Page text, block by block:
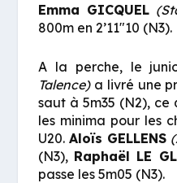
Emma GICQUEL
800m en 2’11″10 (N3).
A la perche, le
Talence)a livré une
saut à 5m35 (N2), ce
les minima pour les
U20.Aloïs GELLENS
(N3), Raphaël LE
passe les 5m05 (N3).